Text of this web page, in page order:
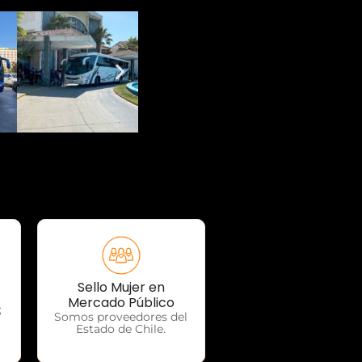
Sello Mujer en
Mercado Público
Somos proveedores del
Estado de Chile.
OTP Servicios